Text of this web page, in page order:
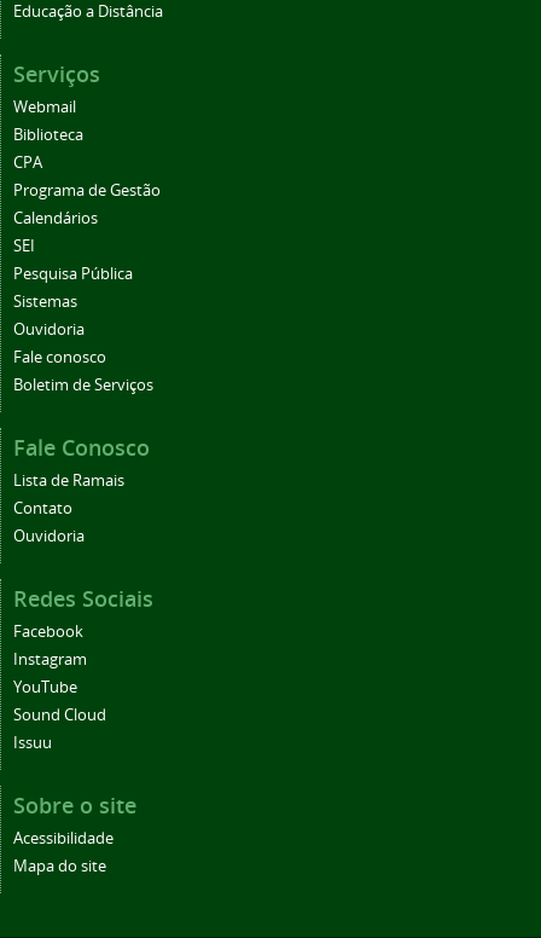
Educação a Distância
Serviços
Webmail
Biblioteca
CPA
Programa de Gestão
Calendários
SEI
Pesquisa Pública
Sistemas
Ouvidoria
Fale conosco
Boletim de Serviços
Fale Conosco
Lista de Ramais
Contato
Ouvidoria
Redes Sociais
Facebook
Instagram
YouTube
Sound Cloud
Issuu
Sobre o site
Acessibilidade
Mapa do site